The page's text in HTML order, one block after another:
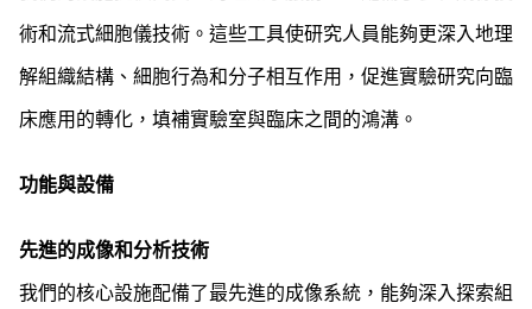
術和流式細胞儀技術。這些工具使研究人員能夠更深入地理
解組織結構、細胞行為和分子相互作用，促進實驗研究向臨
床應用的轉化，填補實驗室與臨床之間的鴻溝。
功能與設備
先進的成像和分析技術
我們的核心設施配備了最先進的成像系統，能夠深入探索組